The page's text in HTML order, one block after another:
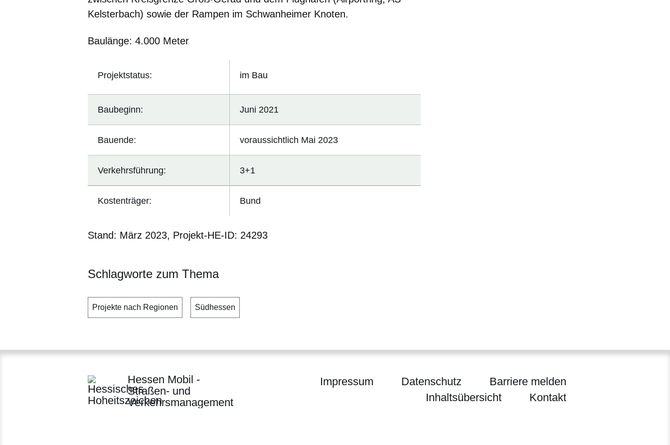
Kelsterbach) sowie der Rampen im Schwanheimer Knoten.
Baulänge: 4.000 Meter
Projektstatus: im Bau
Baubeginn: Juni 2021
Bauende: voraussichtlich Mai 2023
Verkehrsführung: 3+1
Kostenträger: Bund
Stand: März 2023, Projekt-HE-ID: 24293
Schlagworte zum Thema
Projekte nach Regionen Südhessen
Hessen Mobil -
Straßen- und
Verkehrsmanagement
Impressum Datenschutz
Barriere melden
Inhaltsübersicht
Kontakt